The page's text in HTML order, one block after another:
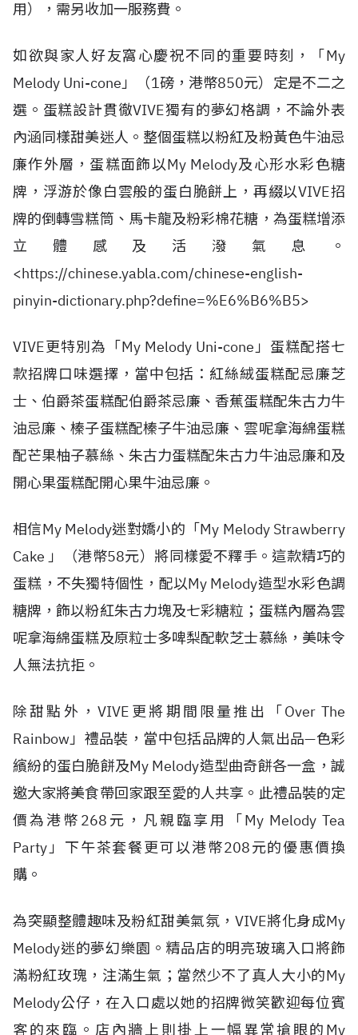
用），需另收加一服務費。
如欲與家人好友窩心慶祝不同的重要時刻，「My
Melody Uni-cone」（1磅，港幣850元）定是不二之
選。蛋糕設計貫徹VIVE獨有的夢幻格調，不論外表
內涵同樣甜美迷人。整個蛋糕以粉紅及粉黃色牛油忌
廉作外層，蛋糕面飾以My Melody及心形水彩色糖
牌，浮游於像白雲般的蛋白脆餅上，再綴以VIVE招
牌的倒轉雪糕筒、馬卡龍及粉彩棉花糖，為蛋糕增添
立體感及活潑氣息。
<https://chinese.yabla.com/chinese-english-
pinyin-dictionary.php?define=%E6%B6%B5>
VIVE更特別為「My Melody Uni-cone」蛋糕配搭七
款招牌口味選擇，當中包括：紅絲絨蛋糕配忌廉芝
士、伯爵茶蛋糕配伯爵茶忌廉、香蕉蛋糕配朱古力牛
油忌廉、榛子蛋糕配榛子牛油忌廉、雲呢拿海綿蛋糕
配芒果柚子慕絲、朱古力蛋糕配朱古力牛油忌廉和及
開心果蛋糕配開心果牛油忌廉。
相信My Melody迷對嬌小的「My Melody Strawberry
Cake 」（港幣58元）將同樣愛不釋手。這款精巧的
蛋糕，不失獨特個性，配以My Melody造型水彩色調
糖牌，飾以粉紅朱古力塊及七彩糖粒；蛋糕內層為雲
呢拿海綿蛋糕及原粒士多啤梨配軟芝士慕絲，美味令
人無法抗拒。
除甜點外，VIVE更將期間限量推出「Over The
Rainbow」禮品裝，當中包括品牌的人氣出品—色彩
繽紛的蛋白脆餅及My Melody造型曲奇餅各一盒，誠
邀大家將美食帶回家跟至愛的人共享。此禮品裝的定
價為港幣268元，凡親臨享用「My Melody Tea
Party」下午茶套餐更可以港幣208元的優惠價換
購。
為突顯整體趣味及粉紅甜美氣氛，VIVE將化身成My
Melody迷的夢幻樂園。精品店的明亮玻璃入口將飾
滿粉紅玫瑰，注滿生氣；當然少不了真人大小的My
Melody公仔，在入口處以她的招牌微笑歡迎每位賓
客的來臨。店內牆上則掛上一幅異常搶眼的My